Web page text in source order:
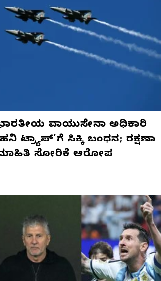
ವಾಯುಸೇನಾ ಅಧಿಕಾರಿ
ಟ್ರ್ಯಾಪ್’ಗೆ ಸಿಕ್ಕಿ ಬಂಧನ; ರಕ್ಷಣಾ
ಸೋರಿಕೆ ಆರೋಪ